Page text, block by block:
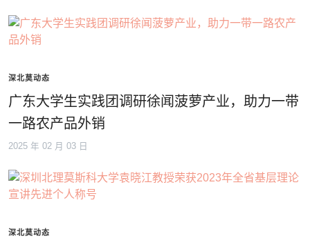
深北莫动态
广东大学生实践团调研徐闻菠萝产业，助力一带
一路农产品外销
2025 年 02 月 03 日
深北莫动态